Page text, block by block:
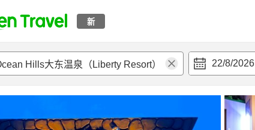
新
22/8/2026
宿套餐 评论 设施